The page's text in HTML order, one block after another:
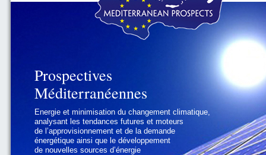
Prospectives
Méditerranéennes
Energie et minimisation du changement climatique,
analysant les tendances futures et moteurs
de l’approvisionnement et de la demande
énergétique ainsi que le développement
de nouvelles sources d’énergie
Prospectives
Méditerranéennes
Géopolitique et gouvernance, se focalisant sur les
défis politiques régionaux et internationaux
auxquels les pays méditerranéens
doivent faire face